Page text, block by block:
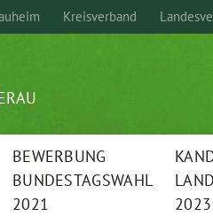
Kreisverband
BEWERBUNG
BUNDESTAGSWAHL
2021